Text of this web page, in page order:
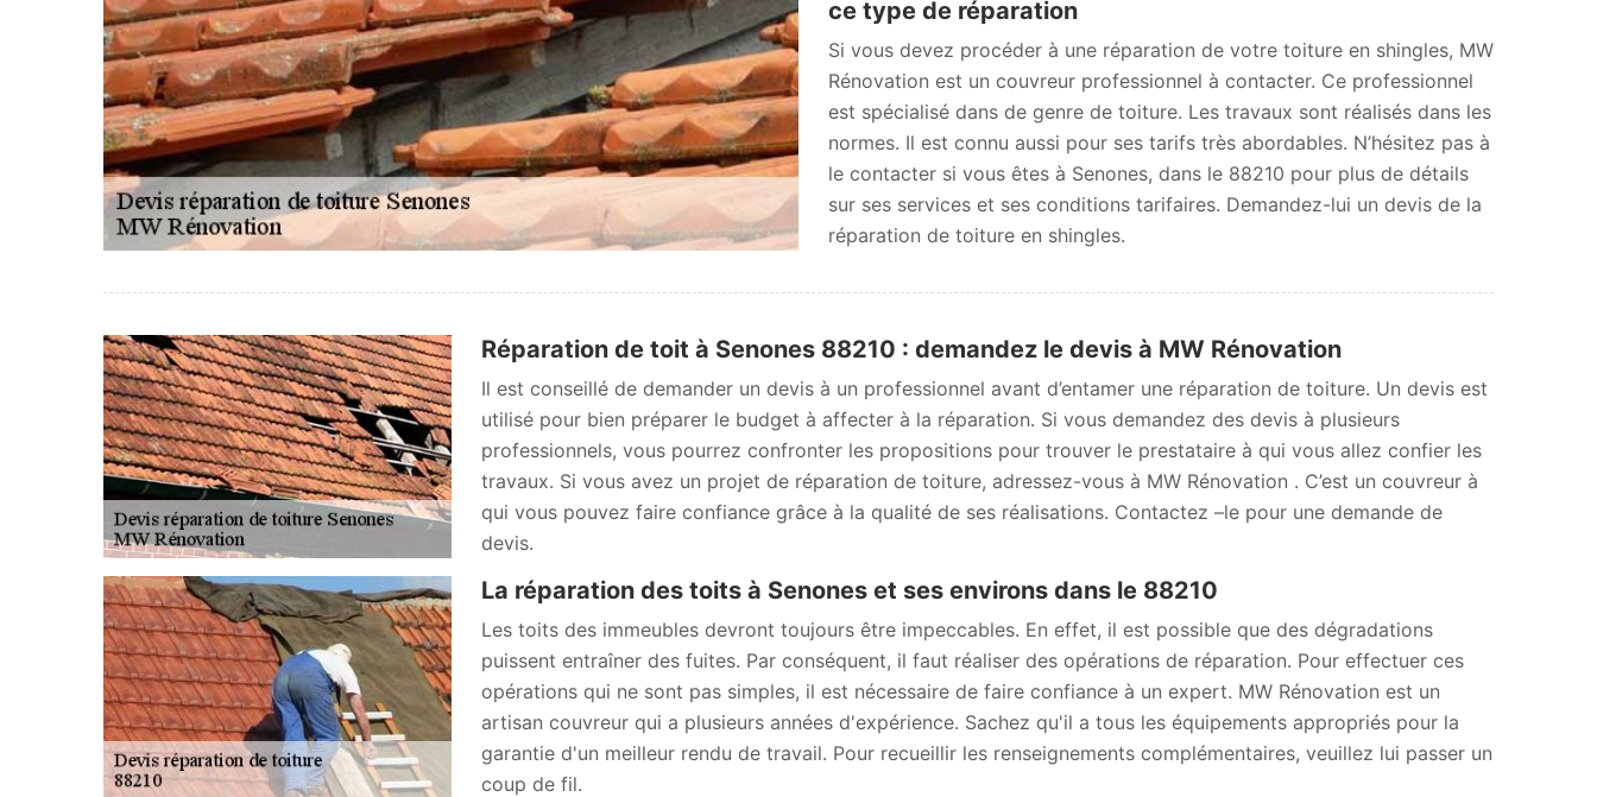
ce type de réparation
Si vous devez procéder à une réparation de votre toiture en shingles, MW
Rénovation est un couvreur professionnel à contacter. Ce professionnel
est spécialisé dans de genre de toiture. Les travaux sont réalisés dans les
normes. Il est connu aussi pour ses tarifs très abordables. N’hésitez pas à
le contacter si vous êtes à Senones, dans le 88210 pour plus de détails
sur ses services et ses conditions tarifaires. Demandez-lui un devis de la
réparation de toiture en shingles.
Réparation de toit à Senones 88210 : demandez le devis à MW Rénovation
Il est conseillé de demander un devis à un professionnel avant d’entamer une réparation de toiture. Un devis est
utilisé pour bien préparer le budget à affecter à la réparation. Si vous demandez des devis à plusieurs
professionnels, vous pourrez confronter les propositions pour trouver le prestataire à qui vous allez confier les
travaux. Si vous avez un projet de réparation de toiture, adressez-vous à MW Rénovation . C’est un couvreur à
qui vous pouvez faire confiance grâce à la qualité de ses réalisations. Contactez –le pour une demande de
devis.
La réparation des toits à Senones et ses environs dans le 88210
Les toits des immeubles devront toujours être impeccables. En effet, il est possible que des dégradations
puissent entraîner des fuites. Par conséquent, il faut réaliser des opérations de réparation. Pour effectuer ces
opérations qui ne sont pas simples, il est nécessaire de faire confiance à un expert. MW Rénovation est un
artisan couvreur qui a plusieurs années d'expérience. Sachez qu'il a tous les équipements appropriés pour la
garantie d'un meilleur rendu de travail. Pour recueillir les renseignements complémentaires, veuillez lui passer un
coup de fil.